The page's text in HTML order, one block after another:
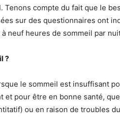
Tenons compte du fait que le
sur des questionnaires ont
neuf heures de sommeil par
?
le sommeil est insuffisant
pour être en bonne santé, que
ou en raison de troubles